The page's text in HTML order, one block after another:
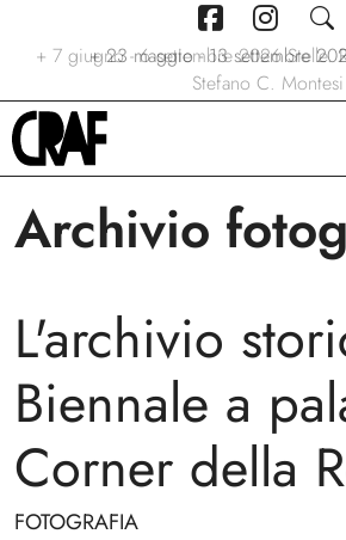
+ 7 giugno - 6 settembre 2026 Stelle.
Stefano C. Montesi
+ 23 maggio - 13 settembre
+ 24/04/2026 - 27/09/2026
Archivio
L'archivio
Biennale a
Corner della
FOTOGRAFIA